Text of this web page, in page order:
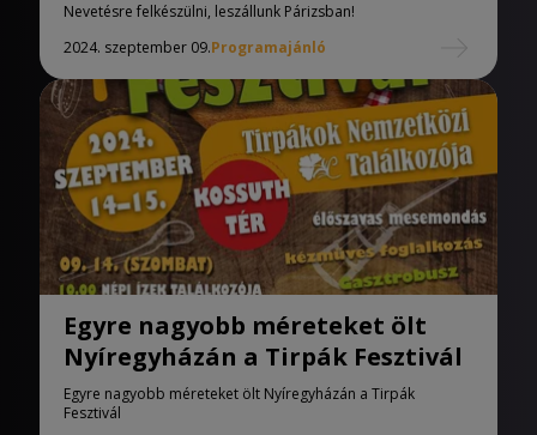
Nevetésre felkészülni, leszállunk Párizsban!
2024. szeptember 09.Programajánló
Egyre nagyobb méreteket ölt
Nyíregyházán a Tirpák Fesztivál
Egyre nagyobb méreteket ölt Nyíregyházán a Tirpák
Fesztivál